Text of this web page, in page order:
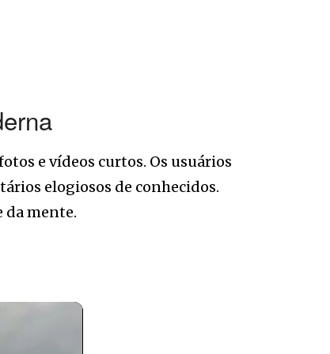
e vídeos curtos. Os usuários
elogiosos de conhecidos.
da mente.